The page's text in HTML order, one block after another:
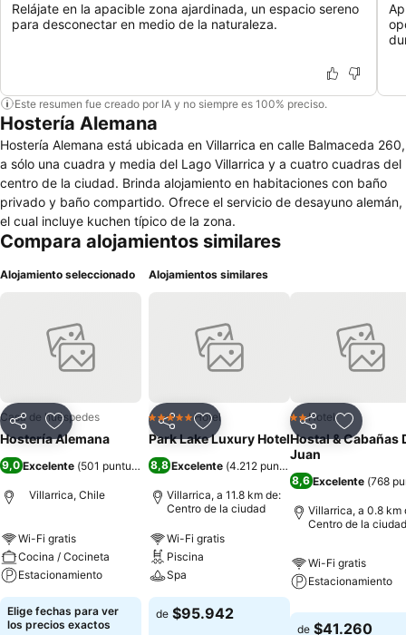
Relájate en la apacible zona ajardinada, un espacio sereno
para desconectar en medio de la naturaleza.
Este resumen fue creado por IA y no siempre es 100% preciso.
Hostería Alemana
Hostería Alemana está ubicada en Villarrica en calle Balmaceda 260,
a sólo una cuadra y media del Lago Villarrica y a cuatro cuadras del
centro de la ciudad. Brinda alojamiento en habitaciones con baño
privado y baño compartido. Ofrece el servicio de desayuno alemán,
el cual incluye kuchen típico de la zona.
Compara alojamientos similares
Alojamiento seleccionado
CompartirAgregar a favoritos
Casa de huéspedes
Hostería Alemana
9,0 Excelente (501 puntuaciones)
Villarrica, Chile
Wi-Fi gratis
Cocina / Cocineta
Estacionamiento
Elige fechas para ver
los precios exactos
Alojamientos similares
CompartirAgregar a favoritos
5 EstrellasHotel
Park Lake Luxury Hotel
8,8 Excelente (4.212 puntuaciones
Villarrica, a 11.8 km de:
Centro de la ciudad
Wi-Fi gratis
Piscina
Spa
de $95.942
CompartirAgregar
2 Estrellas
Hotel
Hostal & Cabañas
Juan
8,6 Excelente (768
Villarrica, a 0.8 km
Centro de la ciudad
Wi-Fi gratis
Estacionamiento
de $41.260